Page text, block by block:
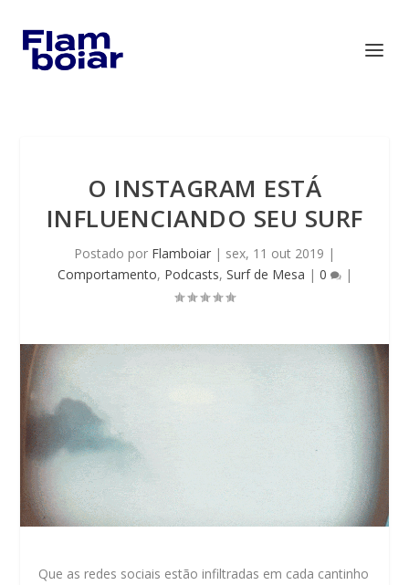
O INSTAGRAM ESTÁ
INFLUENCIANDO SEU SURF
Postado por Flamboiar | sex, 11 out 2019 |
Comportamento, Podcasts, Surf de Mesa | 0 |
Que as redes sociais estão infiltradas em cada cantinho